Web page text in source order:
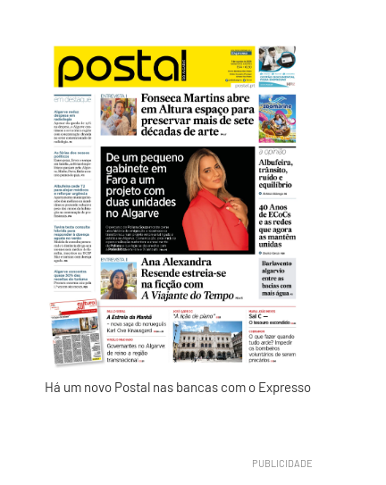
Há um novo Postal nas bancas com o Expresso